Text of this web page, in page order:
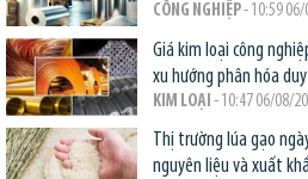
CÔNG NGHIỆP- 10:59 06/
Giá kim loại công
xu hướng phân hóa duy
KIM LOẠI - 10:47 06/08/
Thị trường lúa gạo
nguyên liệu và xuất